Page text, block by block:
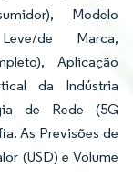
Modelo
de Marca,
Aplicação
da Indústria
de Rede (5G
As Previsões de
(USD) e Volume